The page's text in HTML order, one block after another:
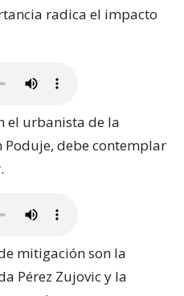
radica el impacto
el urbanista de la
Poduje, debe contemplar
mitigación son la
Pérez Zujovic y la